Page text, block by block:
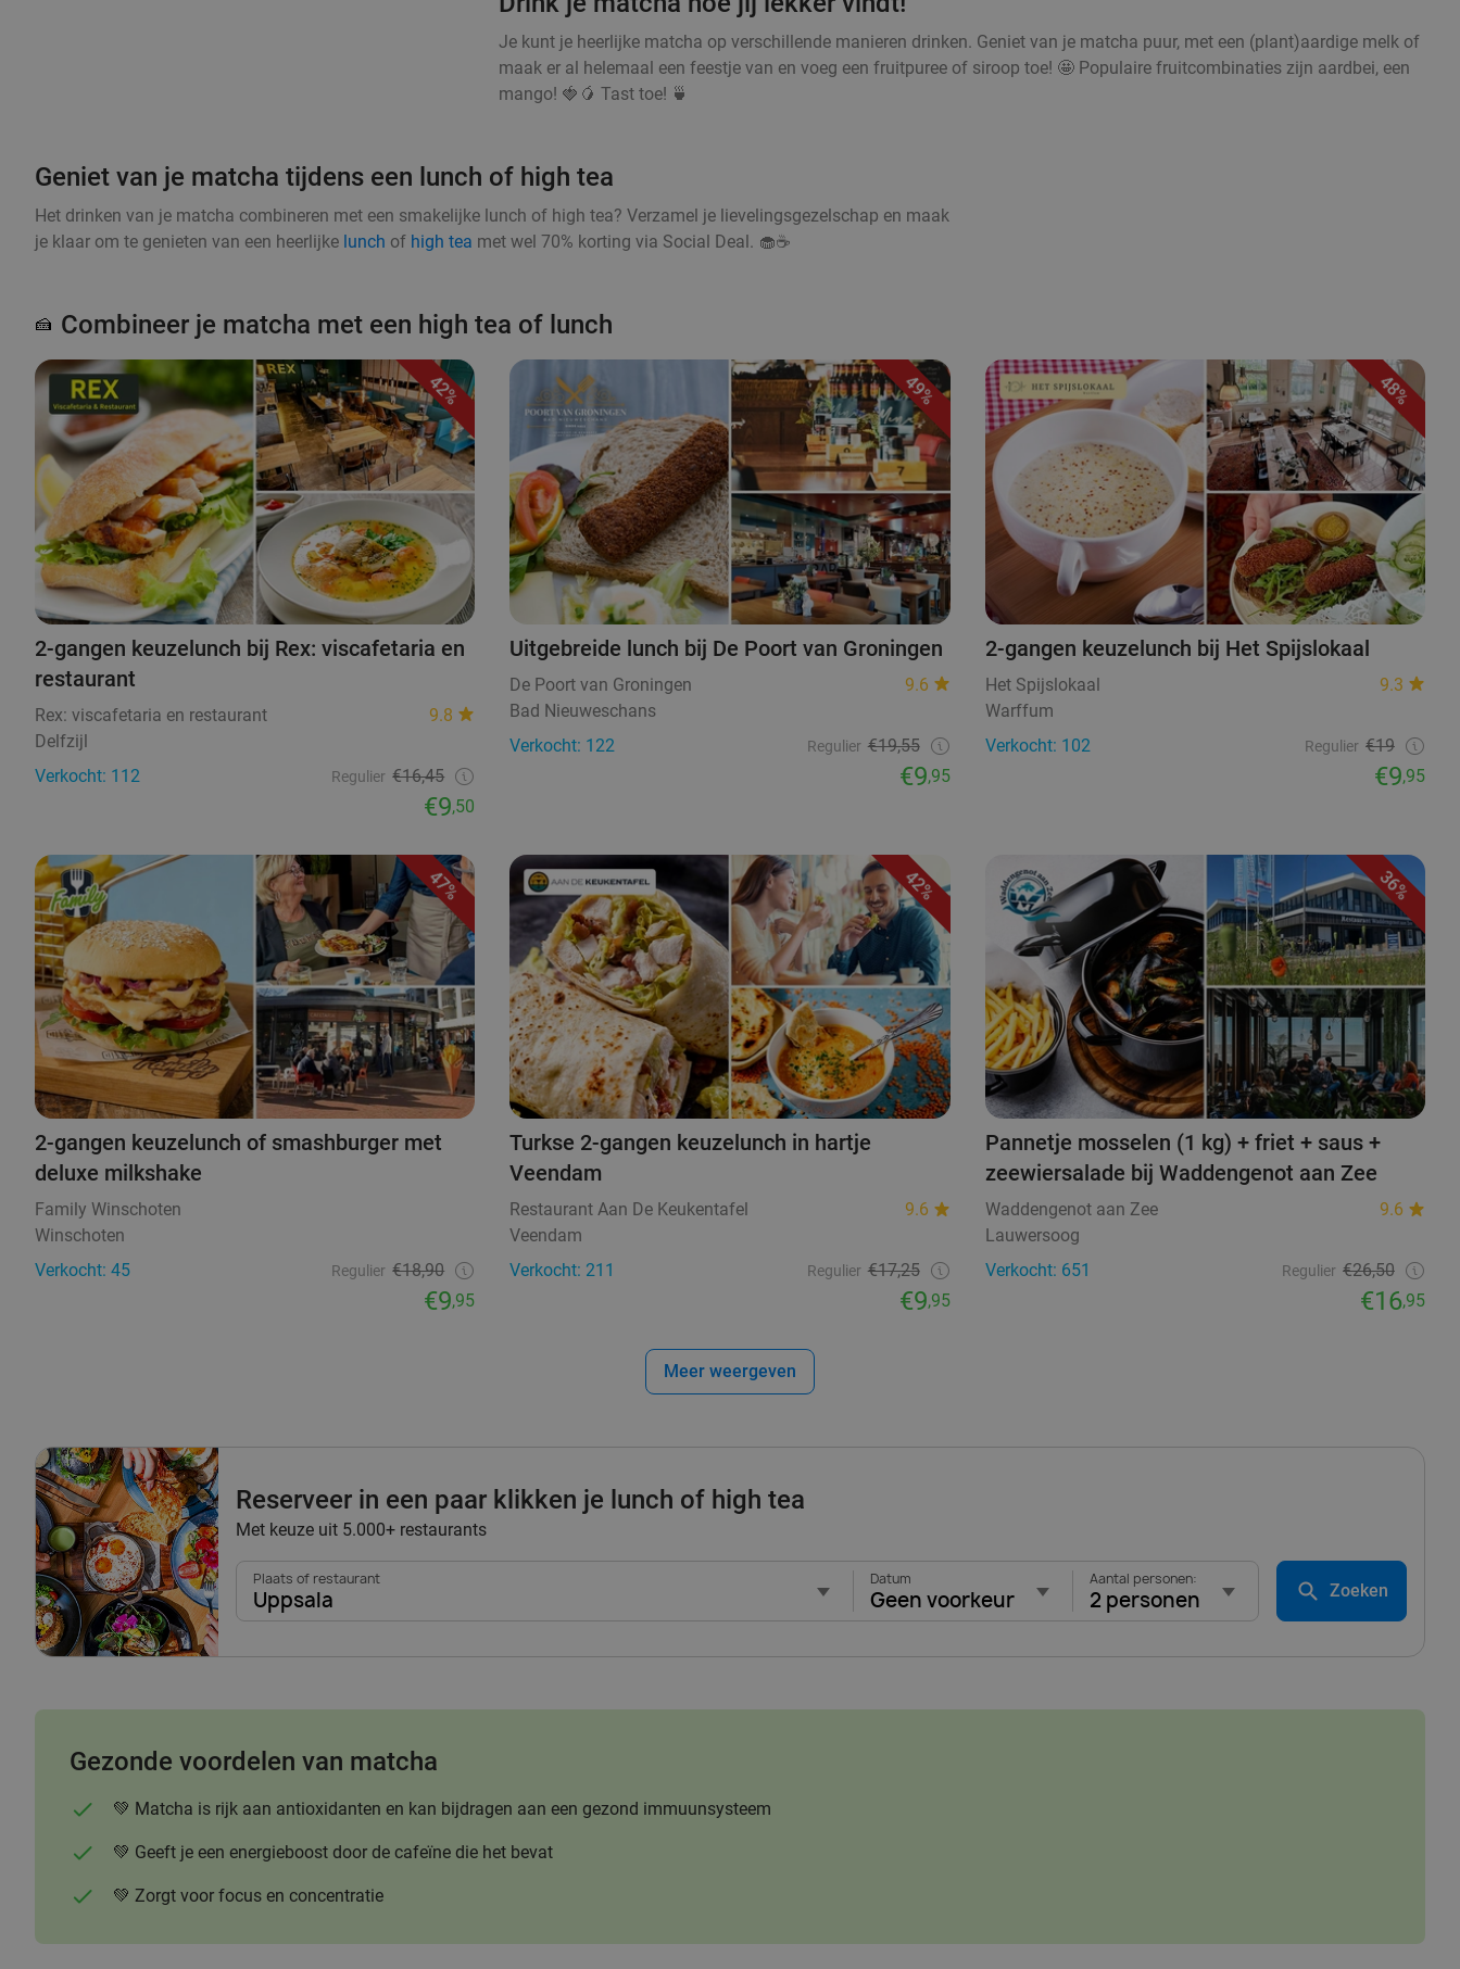
Je kunt je heerlijke matcha op verschillende manieren drinken. Geniet van je matcha puur, met een (plant)aardige melk of
maak er al helemaal een feestje van en voeg een fruitpuree of siroop toe! 🤩 Populaire fruitcombinaties zijn aardbei, een
mango! 🍓🥭 Tast toe! 🍵
Geniet van je matcha tijdens een lunch of high tea
Het drinken van je matcha combineren met een smakelijke lunch of high tea? Verzamel je lievelingsgezelschap en maak
je klaar om te genieten van een heerlijke lunch of high tea met wel 70% korting via Social Deal. 🧁☕
🍰 Combineer je matcha met een high tea of lunch
42%
2-gangen keuzelunch bij Rex: viscafetaria en
restaurant
Rex: viscafetaria en restaurant
9.8
Delfzijl
Verkocht: 112
Regulier €16,45
€9,50
49%
Uitgebreide lunch bij De Poort van Groningen
De Poort van Groningen
9.6
Bad Nieuweschans
Verkocht: 122
Regulier €19,55
€9,95
48%
2-gangen keuzelunch bij Het Spijslokaal
Het Spijslokaal
9.3
Warffum
Verkocht: 102
Regulier €19
€9,95
47%
2-gangen keuzelunch of smashburger met
deluxe milkshake
Family Winschoten
Winschoten
Verkocht: 45
Regulier €18,90
€9,95
42%
Turkse 2-gangen keuzelunch in hartje
Veendam
Restaurant Aan De Keukentafel
9.6
Veendam
Verkocht: 211
Regulier €17,25
€9,95
36%
Pannetje mosselen (1 kg) + friet + saus +
zeewiersalade bij Waddengenot aan Zee
Waddengenot aan Zee
9.6
Lauwersoog
Verkocht: 651
Regulier €26,50
€16,95
Meer weergeven
Reserveer in een paar klikken je lunch of high tea
Met keuze uit 5.000+ restaurants
Plaats of restaurant
Uppsala
Datum
Geen voorkeur
Aantal personen:
2 personen Zoeken
Gezonde voordelen van matcha
💚 Matcha is rijk aan antioxidanten en kan bijdragen aan een gezond immuunsysteem
💚 Geeft je een energieboost door de cafeïne die het bevat
💚 Zorgt voor focus en concentratie